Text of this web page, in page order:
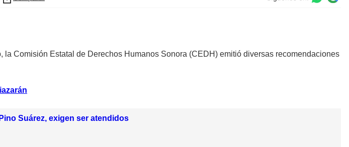
Comisión Estatal de Derechos Humanos Sonora (CEDH) emitió diversas recomendaciones
Suárez, exigen ser atendidos